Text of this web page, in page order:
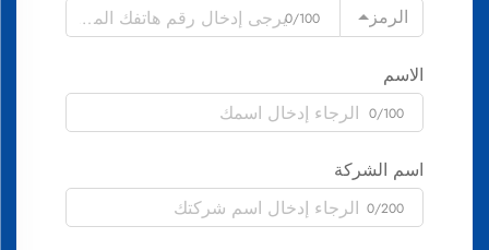
الرمز
0/100
الاسم
0/100
اسم الشركة
0/200